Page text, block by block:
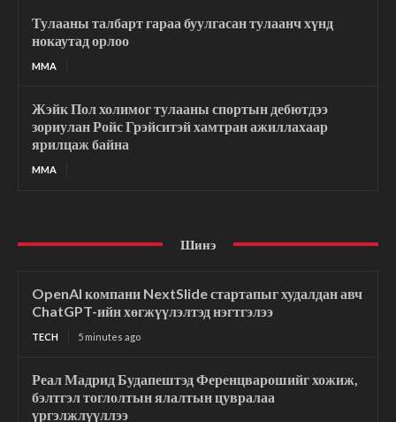
Тулааны талбарт гараа буулгасан тулаанч хүнд
нокаутад орлоо
MMA
Жэйк Пол холимог тулааны спортын дебютдээ
зориулан Ройс Грэйситэй хамтран ажиллахаар
ярилцаж байна
MMA
Шинэ
OpenAI компани NextSlide стартапыг худалдан авч
ChatGPT-ийн хөгжүүлэлтэд нэгтгэлээ
TECH 5 minutes ago
Реал Мадрид Будапештэд Ференцварошийг хожиж,
бэлтгэл тоглолтын ялалтын цувралаа
үргэлжлүүллээ